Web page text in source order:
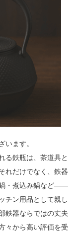
います。
る鉄瓶は、茶道具と
れだけでなく、鉄器
・煮込み鍋など――
チン用品として親し
鉄器ならではの丈夫
々から高い評価を受